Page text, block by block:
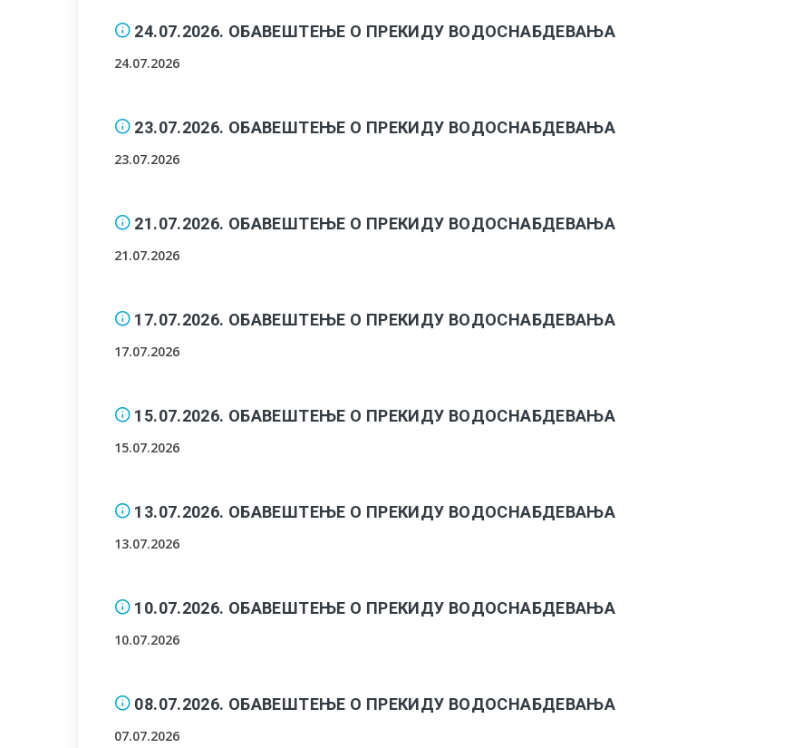
24.07.2026. ОБАВЕШТЕЊЕ О ПРЕКИДУ ВОДОСНАБДЕВАЊА
24.07.2026
23.07.2026. ОБАВЕШТЕЊЕ О ПРЕКИДУ ВОДОСНАБДЕВАЊА
23.07.2026
21.07.2026. ОБАВЕШТЕЊЕ О ПРЕКИДУ ВОДОСНАБДЕВАЊА
21.07.2026
17.07.2026. ОБАВЕШТЕЊЕ О ПРЕКИДУ ВОДОСНАБДЕВАЊА
17.07.2026
15.07.2026. ОБАВЕШТЕЊЕ О ПРЕКИДУ ВОДОСНАБДЕВАЊА
15.07.2026
13.07.2026. ОБАВЕШТЕЊЕ О ПРЕКИДУ ВОДОСНАБДЕВАЊА
13.07.2026
10.07.2026. ОБАВЕШТЕЊЕ О ПРЕКИДУ ВОДОСНАБДЕВАЊА
10.07.2026
08.07.2026. ОБАВЕШТЕЊЕ О ПРЕКИДУ ВОДОСНАБДЕВАЊА
07.07.2026